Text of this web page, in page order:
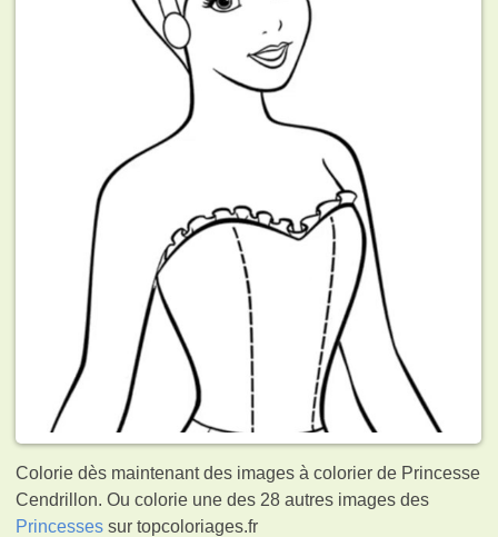
Colorie dès maintenant des images à colorier de Princesse
Cendrillon. Ou colorie une des 28 autres images des
Princesses sur topcoloriages.fr